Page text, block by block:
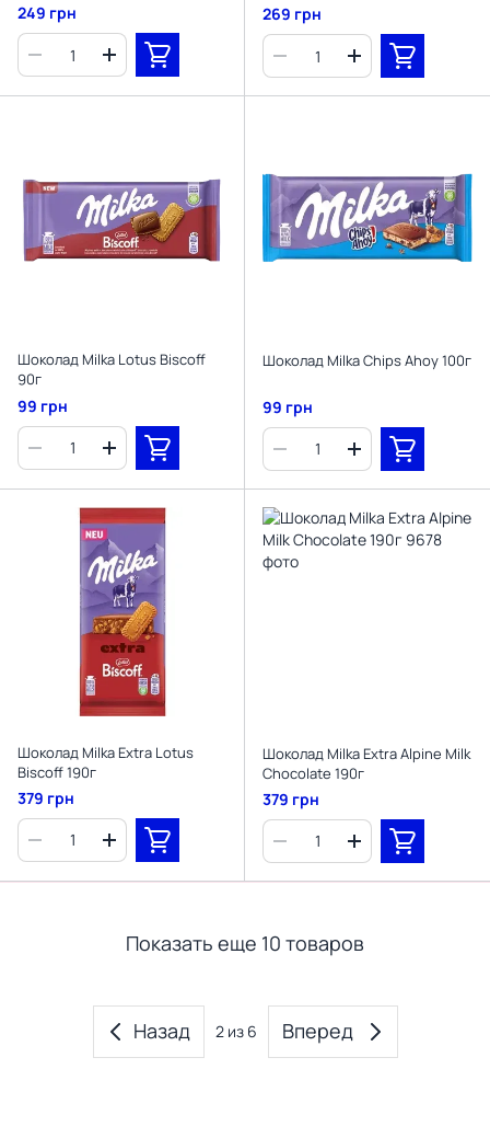
249 грн 269 грн
Шоколад Milka Lotus Biscoff
90г
99 грн
Шоколад Milka Chips Ahoy 100г
99 грн
Шоколад Milka Extra Lotus
Biscoff 190г
379 грн
Шоколад Milka Extra Alpine Milk
Chocolate 190г
379 грн
Показать еще 10 товаров
Назад 2из 6 Вперед